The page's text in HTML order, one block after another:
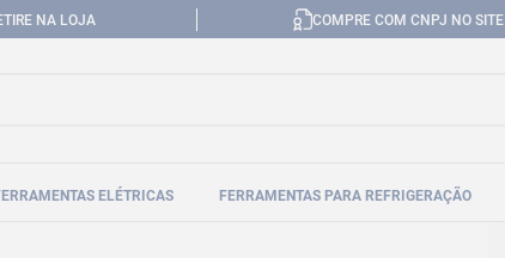
NA LOJA COMPRE COM CNPJ NO SITE
ELÉTRICAS FERRAMENTAS PARA REFRIGERAÇÃO